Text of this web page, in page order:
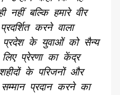
नहीं बल्कि हमारे वीर
करने वाला
प्रदेश के युवाओं को सैन्य
प्रेरणा का केंद्र
के परिजनों और
प्रदान करने का